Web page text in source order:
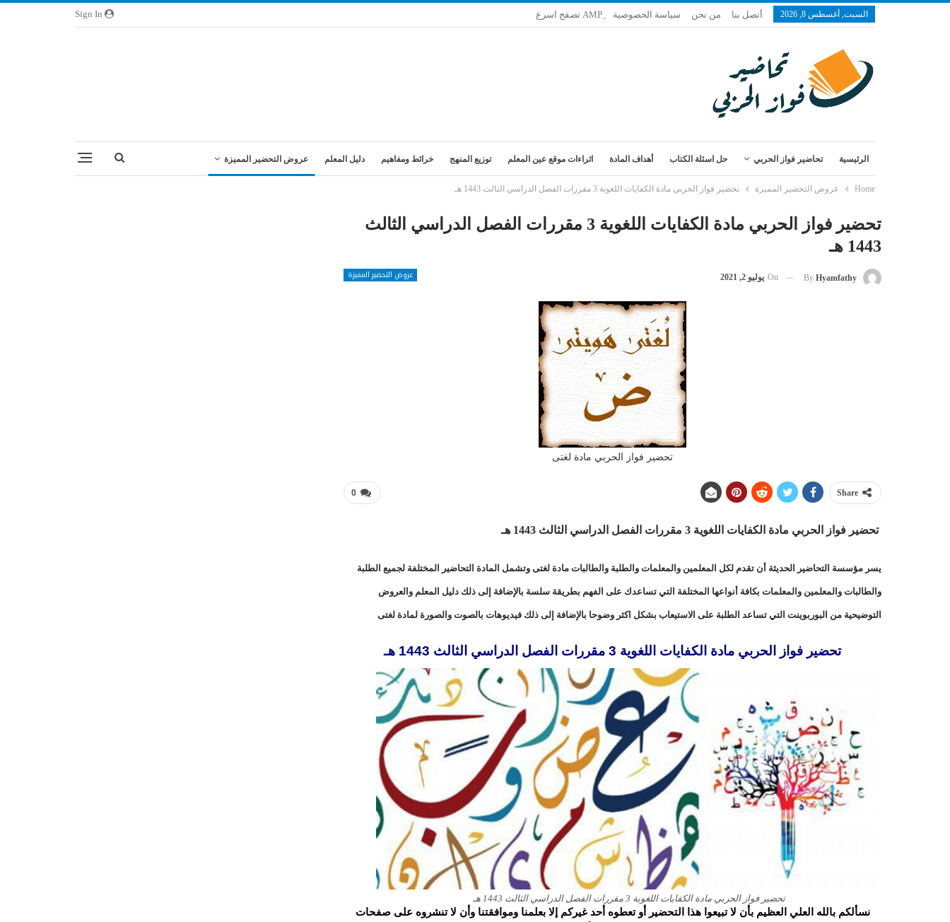
السبت, أغسطس 8, 2026 أتصل بنا من نحن سياسة الخصوصية
الرئيسية تحاضير فواز الحربي حل اسئلة الكتاب أهداف المادة اثراءات موقع عين المعلم توزيع المنهج خرائط ومفاهيم دليل المعلم عروض التحضير المميزة
Home عروض التحضير المميزة تحضير فواز الحربي مادة الكفايات اللغوية 3 مقررات الفصل الدراسي الثالث 1443 هـ
تحضير فواز الحربي مادة الكفايات اللغوية 3 مقررات الفصل الدراسي الثالث
1443 هـ
عروض التحضير المميزة By Hyamfathy
On يوليو 2, 2021
تحضير فواز الحربي مادة لغتى
0 Share
تحضير فواز الحربي مادة الكفايات اللغوية 3 مقررات الفصل الدراسي الثالث 1443 هـ
يسر مؤسسة التحاضير الحديثة أن تقدم لكل المعلمين والمعلمات والطلبة والطالبات مادة لغتى وتشمل المادة التحاضير المختلفة لجميع الطلبة
والطالبات والمعلمين والمعلمات بكافة أنواعها المختلفة التي تساعدك على الفهم بطريقة سلسة بالإضافة إلى ذلك دليل المعلم والعروض
التوضيحية من البوربوينت التي تساعد الطلبة على الاستيعاب بشكل اكثر وضوحا بالإضافة إلى ذلك فيديوهات بالصوت والصورة لمادة لغتى
تحضير فواز الحربي مادة الكفايات اللغوية 3 مقررات الفصل الدراسي الثالث 1443 هـ
تحضير فواز الحربي مادة الكفايات اللغوية 3 مقررات الفصل الدراسي الثالث 1443 هـ
نسألكم بالله العلي العظيم بأن لا تبيعوا هذا التحضير أو تعطوه أحد غيركم إلا بعلمنا وموافقتنا وأن لا تنشروه على صفحات